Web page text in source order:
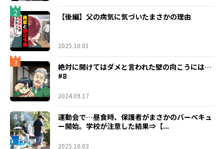
2 【後編】父の病気に気づいたまさかの理由
2025.10.01
3
絶対に開けてはダメと言われた壁の向こうには…
#8
2024.09.17
4
運動会で…昼食時、保護者がまさかのバーベキュ
ー開始。学校が注意した結果⇒【...
2025.10.03